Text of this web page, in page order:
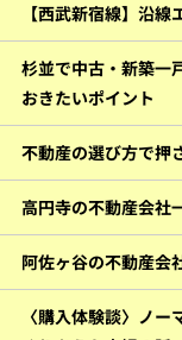
【西武新宿線】沿
杉並で中古・新築一
おきたいポイント
不動産の選び方で押
高円寺の不動産会社
阿佐ヶ谷の不動産会
〈購入体験談〉ノ